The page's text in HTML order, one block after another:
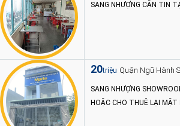
SANG NHƯỢNG CĂN TIN
20triệu Quận Ngũ Hành
SANG NHƯỢNG
HOẶC CHO THUÊ LẠI